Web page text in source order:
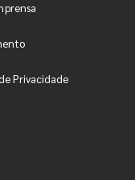
Privacidade